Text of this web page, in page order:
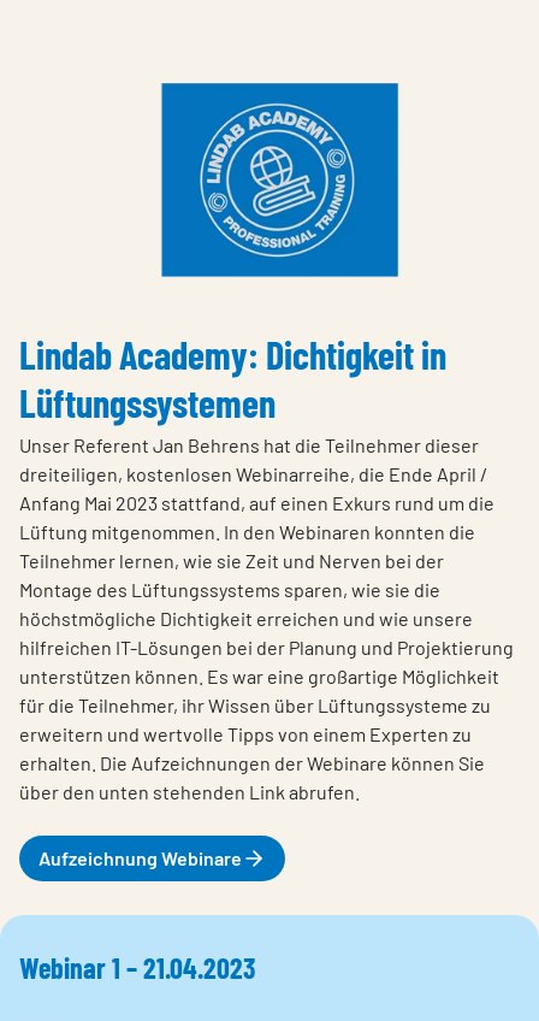
Lindab Academy: Dichtigkeit in
Lüftungssystemen
Unser Referent Jan Behrens hat die Teilnehmer dieser
dreiteiligen, kostenlosen Webinarreihe, die Ende April /
Anfang Mai 2023 stattfand, auf einen Exkurs rund um die
Lüftung mitgenommen. In den Webinaren konnten die
Teilnehmer lernen, wie sie Zeit und Nerven bei der
Montage des Lüftungssystems sparen, wie sie die
höchstmögliche Dichtigkeit erreichen und wie unsere
hilfreichen IT-Lösungen bei der Planung und Projektierung
unterstützen können. Es war eine großartige Möglichkeit
für die Teilnehmer, ihr Wissen über Lüftungssysteme zu
erweitern und wertvolle Tipps von einem Experten zu
erhalten. Die Aufzeichnungen der Webinare können Sie
über den unten stehenden Link abrufen.
Aufzeichnung Webinare
Webinar 1 – 21.04.2023